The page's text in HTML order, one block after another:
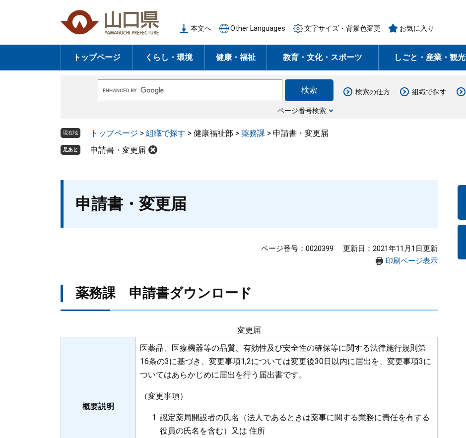
の
頭
ー
飛
本文へ Other Languages 文字サイズ・背景色変更 お気に入り
トップページ くらし・環境 健康・福祉 教育・文化・スポーツ しごと・産業・観光
o
e
ス
ページ番号検索
検索の仕方 組織で探す
現在地 トップページ > 組織で探す > 健康福祉部 > 薬務課 > 申請書・変更届
足あと 申請書・変更届
申請書・変更届
ページ番号：0020399
更新日：2021年11月1日更新
印刷ページ表示
薬務課 申請書ダウンロード
変更届
概要説明
医薬品、医療機器等の品質、有効性及び安全性の確保等に関する法律施行規則第
16条の3に基づき、変更事項1,2については変更後30日以内に届出を、変更事項3に
ついてはあらかじめに届出を行う届出書です。
（変更事項）
認定薬局開設者の氏名（法人であるときは薬事に関する業務に責任を有する
役員の氏名を含む）又は 住所